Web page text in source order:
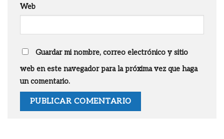
Web
Guardar mi nombre, correo electrónico y sitio
web en este navegador para la próxima vez que haga
un comentario.